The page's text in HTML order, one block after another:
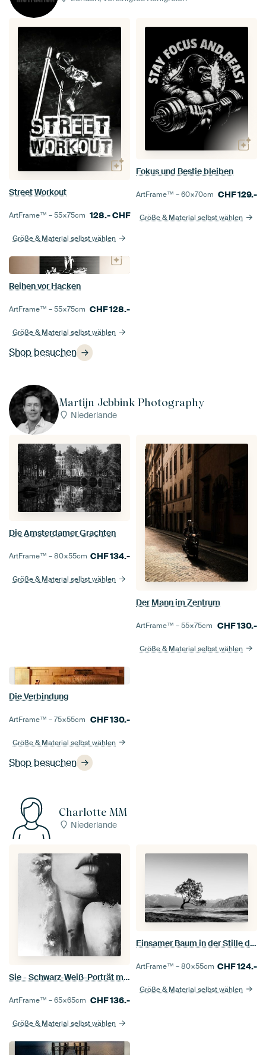
Shop besuchen
Street Workout
ArtFrame™ –55×75cm 128.-CHF
Größe & Material selbst wählen
Fokus und Bestie bleiben
ArtFrame™ –60×70cm CHF129.-
Größe & Material selbst wählen
Reihen vor Hacken
ArtFrame™ –55×75cm CHF128.-
Größe & Material selbst wählen
Martijn Jebbink Photography
Niederlande
Shop besuchen
Die Amsterdamer Grachten
ArtFrame™ –80×55cm CHF134.-
Größe & Material selbst wählen
Der Mann im Zentrum
ArtFrame™ –55×75cm CHF130.-
Größe & Material selbst wählen
Die Verbindung
ArtFrame™ –75×55cm CHF130.-
Größe & Material selbst wählen
Charlotte MM
Niederlande
Sie - Schwarz-Weiß-Porträt mit Charakter
ArtFrame™ –65×65cm CHF136.-
Größe & Material selbst wählen
Einsamer Baum in der Stille des Wanakasees
ArtFrame™ –80×55cm CHF124.-
Größe & Material selbst wählen